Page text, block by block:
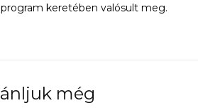
keretében valósult meg.
még